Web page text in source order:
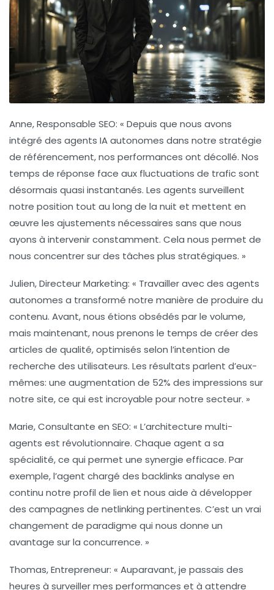
Anne, Responsable SEO: « Depuis que nous avons
intégré des agents IA autonomes dans notre stratégie
de référencement, nos performances ont décollé. Nos
temps de réponse face aux fluctuations de trafic sont
désormais quasi instantanés. Les agents surveillent
notre position tout au long de la nuit et mettent en
œuvre les ajustements nécessaires sans que nous
ayons à intervenir constamment. Cela nous permet de
nous concentrer sur des tâches plus stratégiques. »
Julien, Directeur Marketing: « Travailler avec des agents
autonomes a transformé notre manière de produire du
contenu. Avant, nous étions obsédés par le volume,
mais maintenant, nous prenons le temps de créer des
articles de qualité, optimisés selon l’intention de
recherche des utilisateurs. Les résultats parlent d’eux-
mêmes: une augmentation de 52% des impressions sur
notre site, ce qui est incroyable pour notre secteur. »
Marie, Consultante en SEO: « L’architecture multi-
agents est révolutionnaire. Chaque agent a sa
spécialité, ce qui permet une synergie efficace. Par
exemple, l’agent chargé des backlinks analyse en
continu notre profil de lien et nous aide à développer
des campagnes de netlinking pertinentes. C’est un vrai
changement de paradigme qui nous donne un
avantage sur la concurrence. »
Thomas, Entrepreneur: « Auparavant, je passais des
heures à surveiller mes performances et à attendre